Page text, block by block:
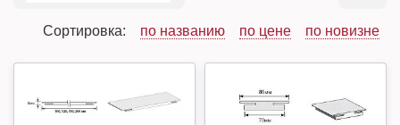
Сортировка: по названию по цене по новизне